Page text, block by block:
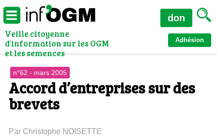
Veille citoyenne
d'information sur les OGM
et les semences
Adhésion
don
n°62 - mars 2005
Accord d’entreprises sur des
brevets
Par Christophe NOISETTE